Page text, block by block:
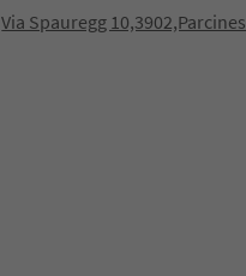
Via Spauregg 10,3902,Parcines